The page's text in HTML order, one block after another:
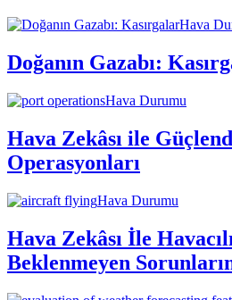
Hava
Doğanın Gazabı:
Hava Durumu
Hava Zekâsı ile
Operasyonları
Hava Durumu
Hava Zekâsı İle
Beklenmeyen